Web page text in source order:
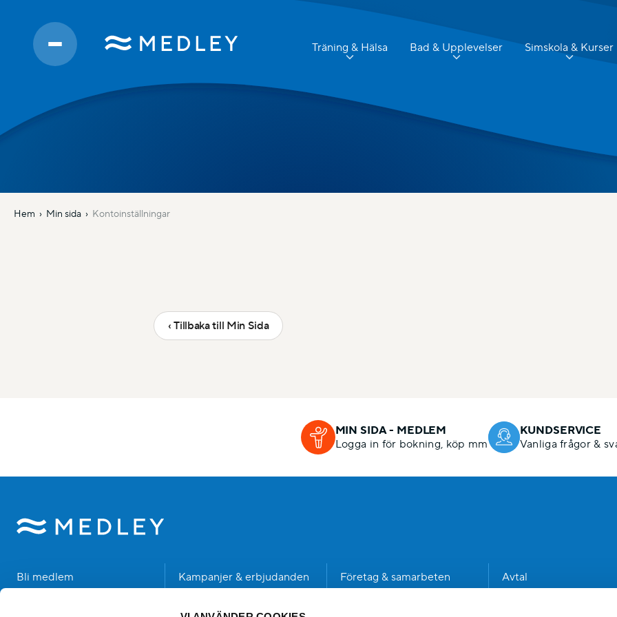
Träning & Hälsa Bad & Upplevelser Simskola & Kurser
Hem Min sida Kontoinställningar
‹ Tillbaka till Min Sida
MIN SIDA - MEDLEM
Logga in för bokning, köp mm
KUNDSERVICE
Vanliga frågor &
Bli medlem
Kampanjer & erbjudanden
Företag & samarbeten
Avtal